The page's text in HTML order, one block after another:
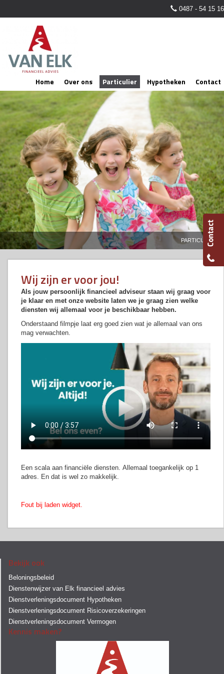
0487 - 54 15 16
Home Over ons Particulier Hypotheken Contact
PARTICULIER
Wij zijn er voor jou!
Als jouw persoonlijk financieel adviseur staan wij graag voor
je klaar en met onze website laten we je graag zien welke
diensten wij allemaal voor je beschikbaar hebben.
Onderstaand filmpje laat erg goed zien wat je allemaal van ons
mag verwachten.
Een scala aan financiële diensten. Allemaal toegankelijk op 1
adres. En dat is wel zo makkelijk.
Fout bij laden widget.
Bekijk ook
Beloningsbeleid
Dienstenwijzer van Elk financieel advies
Dienstverleningsdocument Hypotheken
Dienstverleningsdocument Risicoverzekeringen
Dienstverleningsdocument Vermogen
Kennis maken?